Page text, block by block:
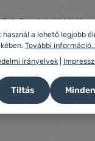
pontokat lakásában.
készülékek
és internet
fennakadásmentes
számára
használ a lehető legjobb
További
irányelvek
Tiltás